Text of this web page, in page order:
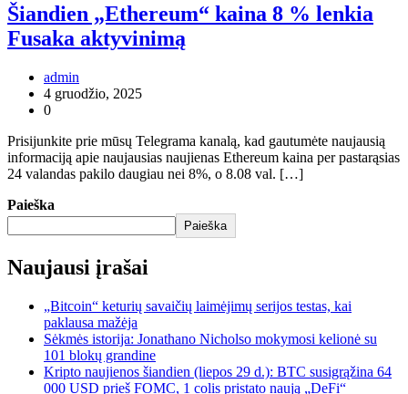
Šiandien „Ethereum“ kaina 8 % lenkia
Fusaka aktyvinimą
admin
4 gruodžio, 2025
0
Prisijunkite prie mūsų Telegrama kanalą, kad gautumėte naujausią
informaciją apie naujausias naujienas Ethereum kaina per pastarąsias
24 valandas pakilo daugiau nei 8%, o 8.08 val. […]
Paieška
Paieška
Naujausi įrašai
„Bitcoin“ keturių savaičių laimėjimų serijos testas, kai
paklausa mažėja
Sėkmės istorija: Jonathano Nicholso mokymosi kelionė su
101 blokų grandine
Kripto naujienos šiandien (liepos 29 d.): BTC susigrąžina 64
000 USD prieš FOMC, 1 colis pristato naują „DeFi“